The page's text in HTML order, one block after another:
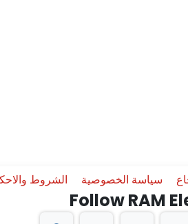
سياسة الخصوصية الشروط
Follow RAM